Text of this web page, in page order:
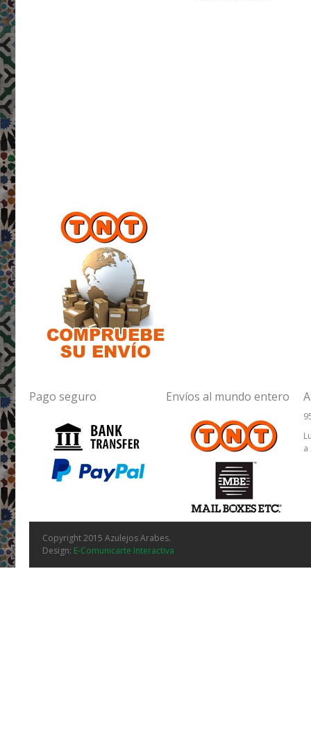
Pago seguro Envíos al mundo entero
a
Copyright 2015 Azulejos Arabes.
Design: E-Comunicarte Interactiva